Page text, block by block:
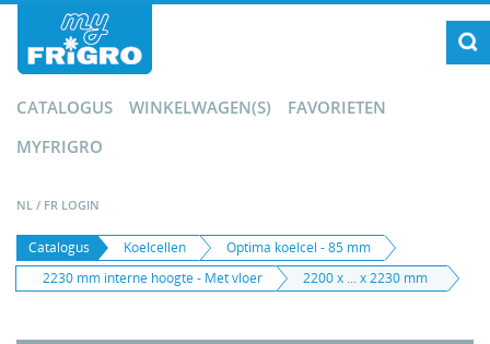
CATALOGUS WINKELWAGEN(S)
FAVORIETEN
MYFRIGRO
NL / FR LOGIN
Catalogus Koelcellen
Optima koelcel - 85 mm
2230 mm interne hoogte - Met vloer
2200 x ... x 2230 mm